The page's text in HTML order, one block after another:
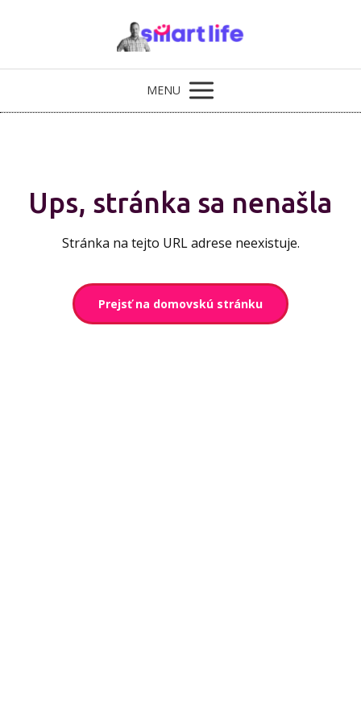
MENU
Ups, stránka sa nenašla
Stránka na tejto URL adrese neexistuje.
Prejsť na domovskú stránku